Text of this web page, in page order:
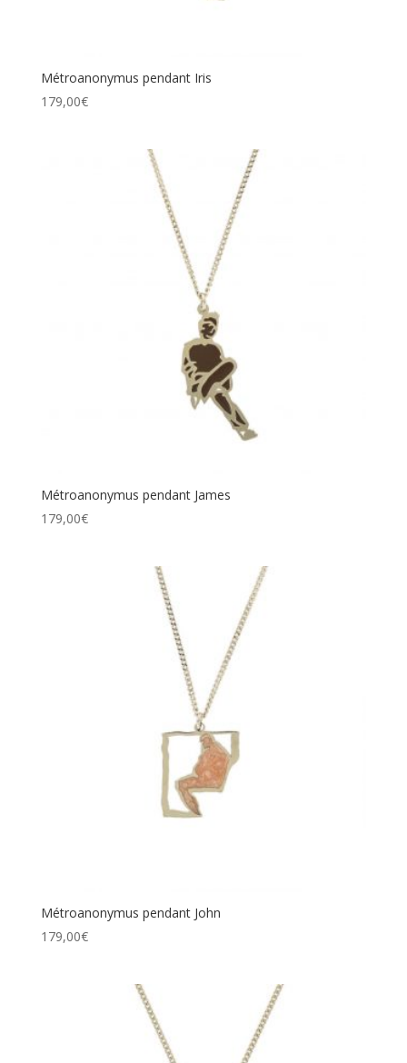
Métroanonymus pendant Iris
179,00€
Métroanonymus pendant James
179,00€
Métroanonymus pendant John
179,00€